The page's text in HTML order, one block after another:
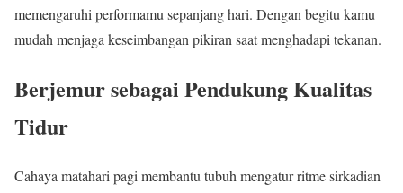
memengaruhi performamu sepanjang hari. Dengan begitu kamu
mudah menjaga keseimbangan pikiran saat menghadapi tekanan.
Berjemur sebagai Pendukung Kualitas
Tidur
Cahaya matahari pagi membantu tubuh mengatur ritme sirkadian